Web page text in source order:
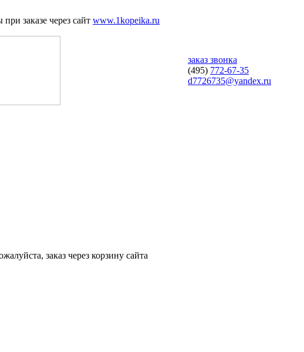
заказе через сайт www.1kopeika.ru
заказ звонка
(495) 772-67-35
d7726735@yandex.ru
заказ через корзину сайта